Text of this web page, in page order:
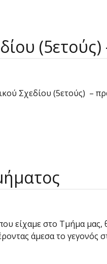
(5ετούς)
Σχεδίου (5ετούς) –
είχαμε στο Τμήμα μας,
άμεσα το γεγονός